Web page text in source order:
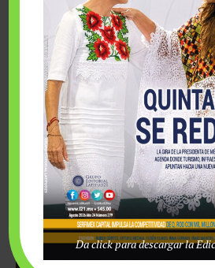
Fairmont Mayakoba y Make-A-Wish
esfuerzos para hacer realidad el deseo
Da click para descargar la